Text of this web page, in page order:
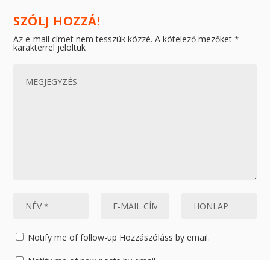
SZÓLJ HOZZÁ!
Az e-mail címet nem tesszük közzé. A kötelező mezőket*
karakterrel jelöltük
Notify me of follow-up Hozzászóláss by email.